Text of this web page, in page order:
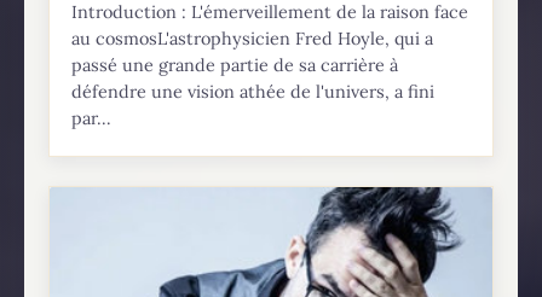
Introduction : L'émerveillement de la raison face
au cosmosL'astrophysicien Fred Hoyle, qui a
passé une grande partie de sa carrière à
défendre une vision athée de l'univers, a fini
par...